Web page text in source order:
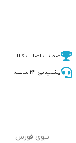
ضمانت اصالت کالا
پشتیبانی 24 ساعته
نیوی فورس